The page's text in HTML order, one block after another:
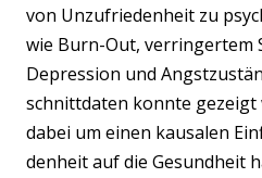
von Unzu­frie­den­heit zu
wie Burn-Out, ver­rin­ger­tem
Depres­si­on und
schnitt­da­ten konn­te gezeigt
dabei um einen kau­sa­len
den­heit auf die Gesund­heit